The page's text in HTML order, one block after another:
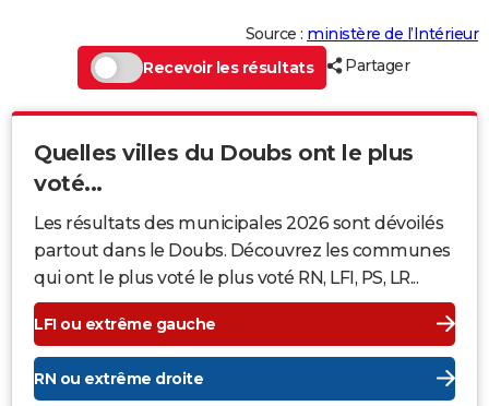
Source : ministère de l’Intérieur
Recevoir les résultats
Partager
Quelles villes du Doubs ont le plus
voté...
Les résultats des municipales 2026 sont dévoilés
partout dans le Doubs. Découvrez les communes
qui ont le plus voté le plus voté RN, LFI, PS, LR...
LFI ou extrême gauche
RN ou extrême droite